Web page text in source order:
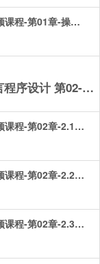
计算机二级VB语言程序设计视频课程-第01章-操作：visualbasic程序开发环境.mp4
第3章 计算机二级VB语言程序设计 第02-10章
计算机二级VB语言程序设计视频课程-第02章-2.1对象.mp4
计算机二级VB语言程序设计视频课程-第02章-2.2窗体.mp4
计算机二级VB语言程序设计视频课程-第02章-2.3控件.mp4